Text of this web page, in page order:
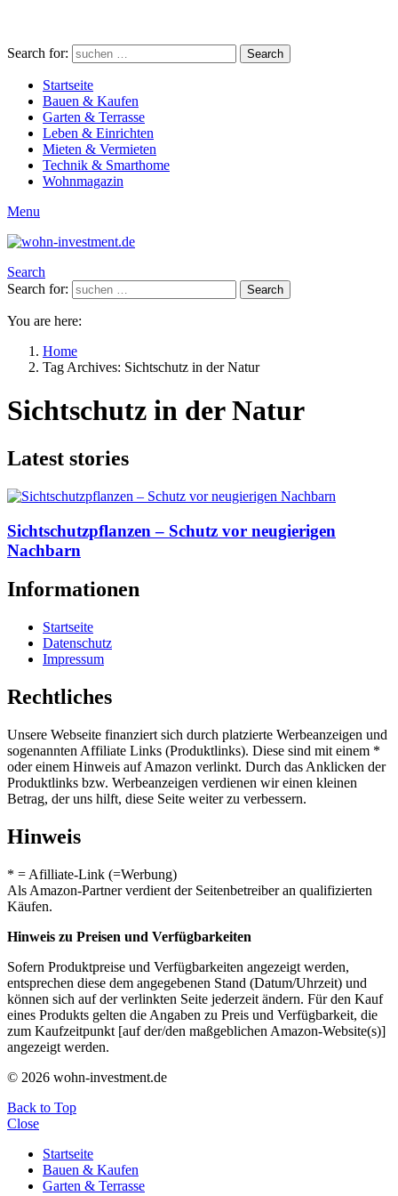
Search for: Search
Startseite
Bauen & Kaufen
Garten & Terrasse
Leben & Einrichten
Mieten & Vermieten
Technik & Smarthome
Wohnmagazin
Menu
Search
Search for:
Search
You are here:
Home
Tag Archives: Sichtschutz in der Natur
Sichtschutz in der Natur
Latest stories
Sichtschutzpflanzen – Schutz vor neugierigen
Nachbarn
Informationen
Startseite
Datenschutz
Impressum
Rechtliches
Unsere Webseite finanziert sich durch platzierte Werbeanzeigen und
sogenannten Affiliate Links (Produktlinks). Diese sind mit einem *
oder einem Hinweis auf Amazon verlinkt. Durch das Anklicken der
Produktlinks bzw. Werbeanzeigen verdienen wir einen kleinen
Betrag, der uns hilft, diese Seite weiter zu verbessern.
Hinweis
* = Afilliate-Link (=Werbung)
Als Amazon-Partner verdient der Seitenbetreiber an qualifizierten
Käufen.
Hinweis zu Preisen und Verfügbarkeiten
Sofern Produktpreise und Verfügbarkeiten angezeigt werden,
entsprechen diese dem angegebenen Stand (Datum/Uhrzeit) und
können sich auf der verlinkten Seite jederzeit ändern. Für den Kauf
eines Produkts gelten die Angaben zu Preis und Verfügbarkeit, die
zum Kaufzeitpunkt [auf der/den maßgeblichen Amazon-Website(s)]
angezeigt werden.
© 2026 wohn-investment.de
Back to Top
Close
Startseite
Bauen & Kaufen
Garten & Terrasse